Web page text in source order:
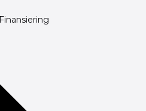
Finansiering